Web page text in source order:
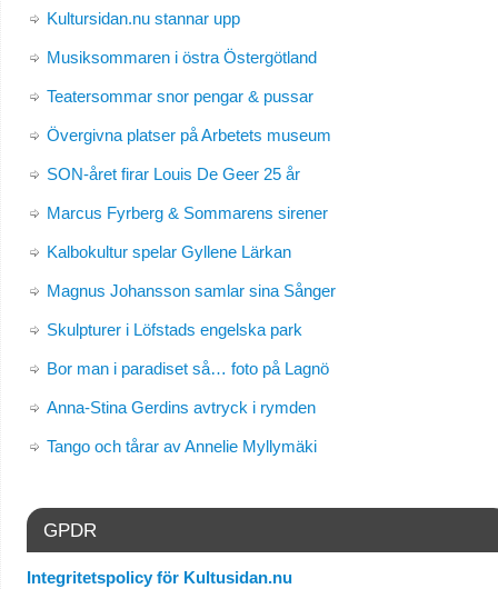
Kultursidan.nu stannar upp
Musiksommaren i östra Östergötland
Teatersommar snor pengar & pussar
Övergivna platser på Arbetets museum
SON-året firar Louis De Geer 25 år
Marcus Fyrberg & Sommarens sirener
Kalbokultur spelar Gyllene Lärkan
Magnus Johansson samlar sina Sånger
Skulpturer i Löfstads engelska park
Bor man i paradiset så… foto på Lagnö
Anna-Stina Gerdins avtryck i rymden
Tango och tårar av Annelie Myllymäki
GPDR
Integritetspolicy för Kultusidan.nu